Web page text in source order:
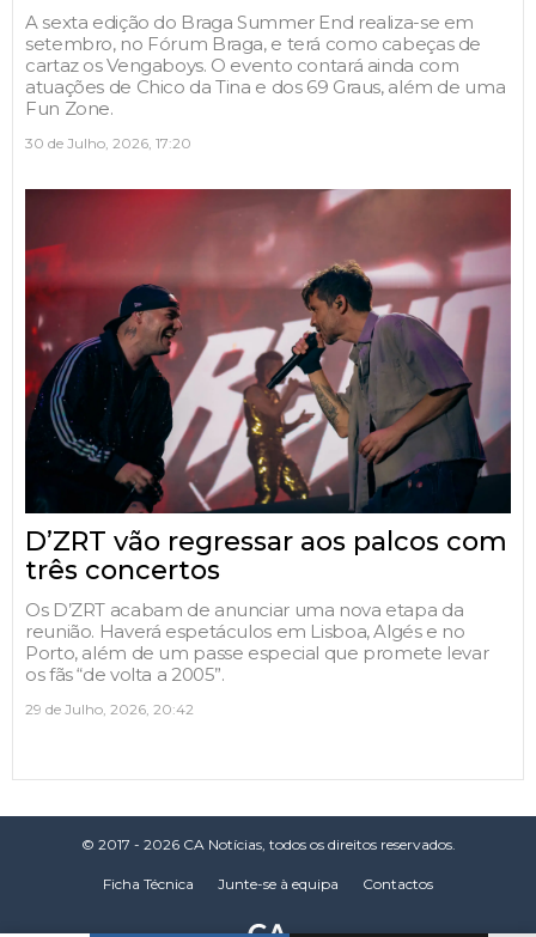
A sexta edição do Braga Summer End realiza-se em
setembro, no Fórum Braga, e terá como cabeças de
cartaz os Vengaboys. O evento contará ainda com
atuações de Chico da Tina e dos 69 Graus, além de uma
Fun Zone.
30 de Julho, 2026, 17:20
D’ZRT vão regressar aos palcos com
três concertos
Os D’ZRT acabam de anunciar uma nova etapa da
reunião. Haverá espetáculos em Lisboa, Algés e no
Porto, além de um passe especial que promete levar
os fãs “de volta a 2005”.
29 de Julho, 2026, 20:42
© 2017 - 2026 CA Notícias, todos os direitos reservados.
Ficha Técnica Junte-se à equipa Contactos